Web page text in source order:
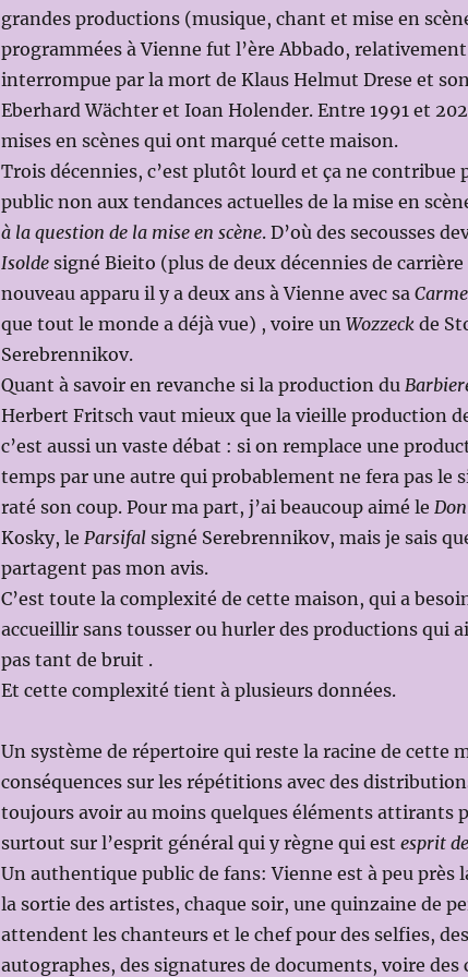
grandes productions (musique, chant et mise en
programmées à Vienne fut l’ère Abbado,
interrompue par la mort de Klaus Helmut Drese et
Eberhard Wächter et Ioan Holender. Entre 1991 et
mises en scènes qui ont marqué cette maison.
Trois décennies, c’est plutôt lourd et ça ne contribue
public non aux tendances actuelles de la mise en
à la question de la mise en scène. D’où des secousses
Isoldesigné Bieito (plus de deux décennies de
nouveau apparu il y a deux ans à Vienne avec sa
que tout le monde a déjà vue) , voire un Wozzeck de
Serebrennikov.
Quant à savoir en revanche si la production du
Herbert Fritsch vaut mieux que la vieille production
c’est aussi un vaste débat : si on remplace une
temps par une autre qui probablement ne fera pas le
raté son coup. Pour ma part, j’ai beaucoup aimé le
Kosky, le Parsifalsigné Serebrennikov, mais je sais
partagent pas mon avis.
C’est toute la complexité de cette maison, qui a
accueillir sans tousser ou hurler des productions qui
pas tant de bruit .
Et cette complexité tient à plusieurs données.
Un système de répertoire qui reste la racine de cette
conséquences sur les répétitions avec des
toujours avoir au moins quelques éléments attirants
surtout sur l’esprit général qui y règne qui est esprit
Un authentique public de fans: Vienne est à peu près
la sortie des artistes, chaque soir, une quinzaine de
attendent les chanteurs et le chef pour des selfies,
autographes, des signatures de documents, voire des